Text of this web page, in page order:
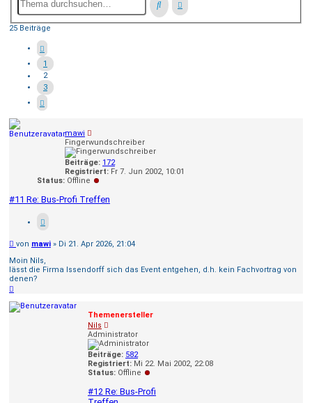
25 Beiträge
1
2
3
mawi
Fingerwundschreiber
Beiträge: 172
Registriert: Fr 7. Jun 2002, 10:01
Status: Offline
#11 Re: Bus-Profi Treffen
Beitrag
von mawi » Di 21. Apr 2026, 21:04
Moin Nils,
lässt die Firma Issendorff sich das Event entgehen, d.h. kein Fachvortrag von
denen?
Themenersteller
Nils
Administrator
Beiträge: 582
Registriert: Mi 22. Mai 2002, 22:08
Status: Offline
#12 Re: Bus-Profi